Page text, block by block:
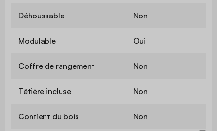
Déhoussable Non
Modulable Oui
Coffre de rangement Non
Têtière incluse Non
Contient du bois Non